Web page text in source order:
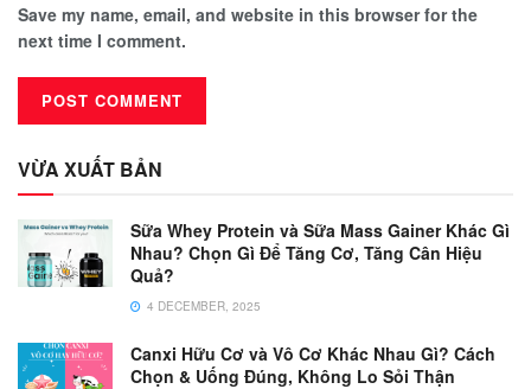
Save my name, email, and website in this browser for the
next time I comment.
VỪA XUẤT BẢN
Sữa Whey Protein và Sữa Mass Gainer Khác Gì
Nhau? Chọn Gì Để Tăng Cơ, Tăng Cân Hiệu
Quả?
4 DECEMBER, 2025
Canxi Hữu Cơ và Vô Cơ Khác Nhau Gì? Cách
Chọn & Uống Đúng, Không Lo Sỏi Thận